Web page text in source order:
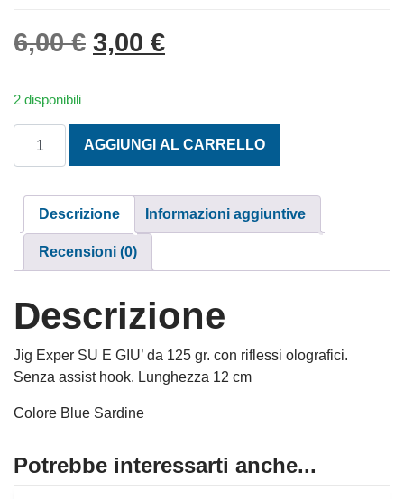
6,00€ Il prezzo originale era:
3,00 €Il prezzo attuale è:
2 disponibili
AGGIUNGI AL CARRELLO
Descrizione Informazioni aggiuntive
Recensioni (0)
Descrizione
Jig Exper SU E GIU’ da 125 gr. con riflessi olografici.
Senza assist hook. Lunghezza 12 cm
Colore Blue Sardine
Potrebbe interessarti anche...